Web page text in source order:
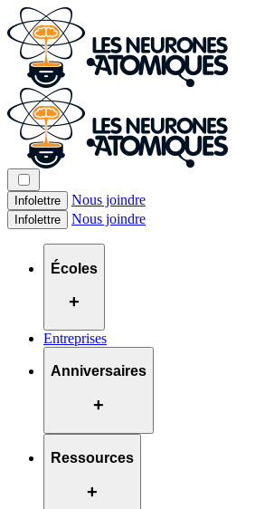
Infolettre Nous joindre
Infolettre Nous joindre
Écoles
+
Entreprises
Anniversaires
+
Ressources
+